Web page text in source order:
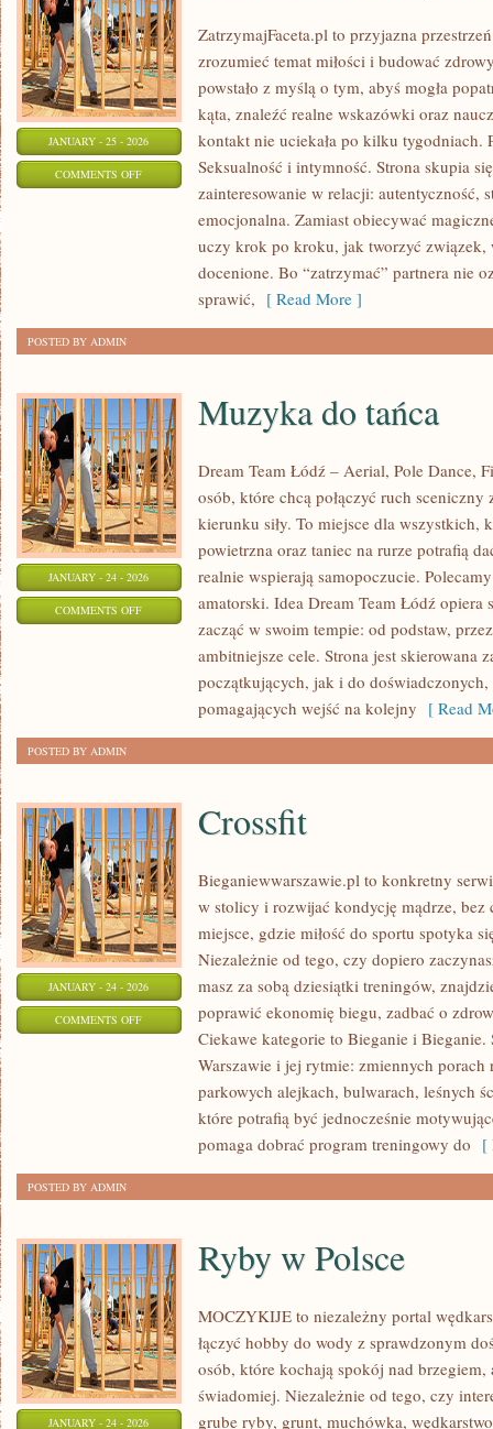
JANUARY - 25 - 2026
COMMENTS OFFON
BUDOWANIE
ZatrzymajFaceta.pl to przyjazna
zrozumieć temat miłości i budować
powstało z myślą o tym, abyś mogła
kąta, znaleźć realne wskazówki oraz
kontakt nie uciekała po kilku tygodniach.
Seksualność i intymność. Strona skupia
zainteresowanie w relacji: autentyczność,
emocjonalna. Zamiast obiecywać
uczy krok po kroku, jak tworzyć
docenione. Bo “zatrzymać” partnera nie
sprawić, [ Read More ]
POSTED BY ADMIN
JANUARY - 24 - 2026
COMMENTS OFFON
Muzyka do tańca
Dream Team Łódź – Aerial, Pole Dance,
osób, które chcą połączyć ruch
kierunku siły. To miejsce dla wszystkich,
powietrzna oraz taniec na rurze potrafią
realnie wspierają samopoczucie.
amatorski. Idea Dream Team Łódź opiera
zacząć w swoim tempie: od podstaw,
ambitniejsze cele. Strona jest skierowana
początkujących, jak i do
pomagających wejść na kolejny [ Read
POSTED BY ADMIN
JANUARY - 24 - 2026
COMMENTS OFFON
Crossfit
Bieganiewwarszawie.pl to konkretny
w stolicy i rozwijać kondycję mądrze, bez
miejsce, gdzie miłość do sportu spotyka
Niezależnie od tego, czy dopiero
masz za sobą dziesiątki treningów,
poprawić ekonomię biegu, zadbać o
Ciekawe kategorie to Bieganie i Bieganie.
Warszawie i jej rytmie: zmiennych porach
parkowych alejkach, bulwarach, leśnych
które potrafią być jednocześnie
pomaga dobrać program treningowy do [
POSTED BY ADMIN
JANUARY - 24 - 2026
Ryby w Polsce
MOCZYKIJE to niezależny portal
łączyć hobby do wody z sprawdzonym
osób, które kochają spokój nad brzegiem,
świadomiej. Niezależnie od tego, czy
grube ryby, grunt, muchówka,